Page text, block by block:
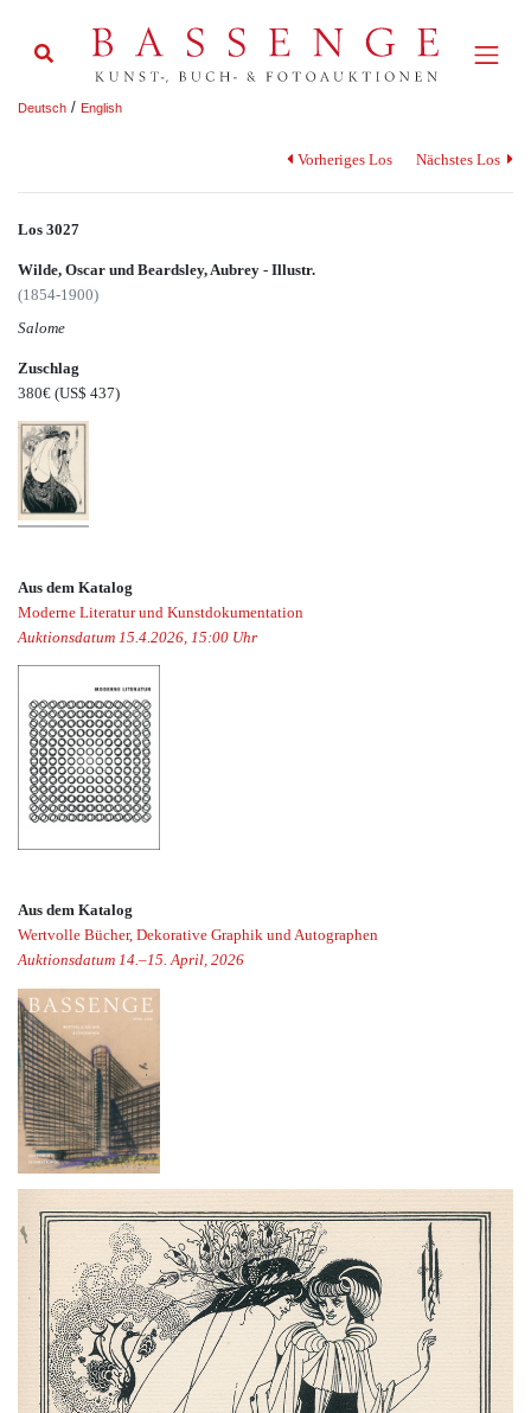
Deutsch / English
Vorheriges Los Nächstes Los
Los 3027
Wilde, Oscar und Beardsley, Aubrey - Illustr.
(1854-1900)
Salome
Zuschlag
380€ (US$ 437)
Aus dem Katalog
Moderne Literatur und Kunstdokumentation
Auktionsdatum 15.4.2026, 15:00 Uhr
Aus dem Katalog
Wertvolle Bücher, Dekorative Graphik und Autographen
Auktionsdatum 14.–15. April, 2026